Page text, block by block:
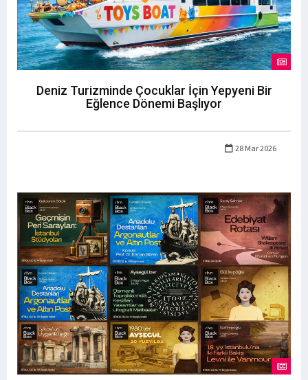
Deniz Turizminde Çocuklar İçin Yepyeni Bir
Eğlence Dönemi Başlıyor
28 Mar 2026